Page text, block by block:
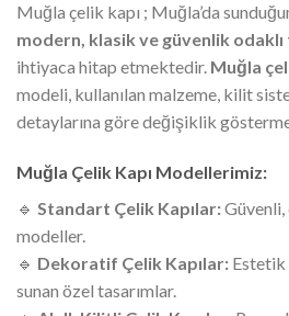
Muğla çelik kapı ; Muğla’da
modern, klasik ve güvenlik odaklı
ihtiyaca hitap etmektedir. Muğla
modeli, kullanılan malzeme, kilit
detaylarına göre değişiklik
Muğla Çelik Kapı Modellerimiz:
🔹 Standart Çelik Kapılar:Güvenli,
modeller.
🔹 Dekoratif Çelik Kapılar: Estetik
sunan özel tasarımlar.